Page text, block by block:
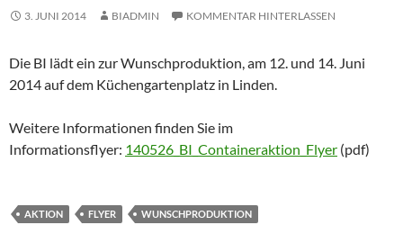
3. JUNI 2014 BIADMIN KOMMENTAR HINTERLASSEN
Die BI lädt ein zur Wunschproduktion, am 12. und 14. Juni
2014 auf dem Küchengartenplatz in Linden.
Weitere Informationen finden Sie im
Informationsflyer: 140526_BI_Containeraktion_Flyer (pdf)
AKTION FLYER WUNSCHPRODUKTION